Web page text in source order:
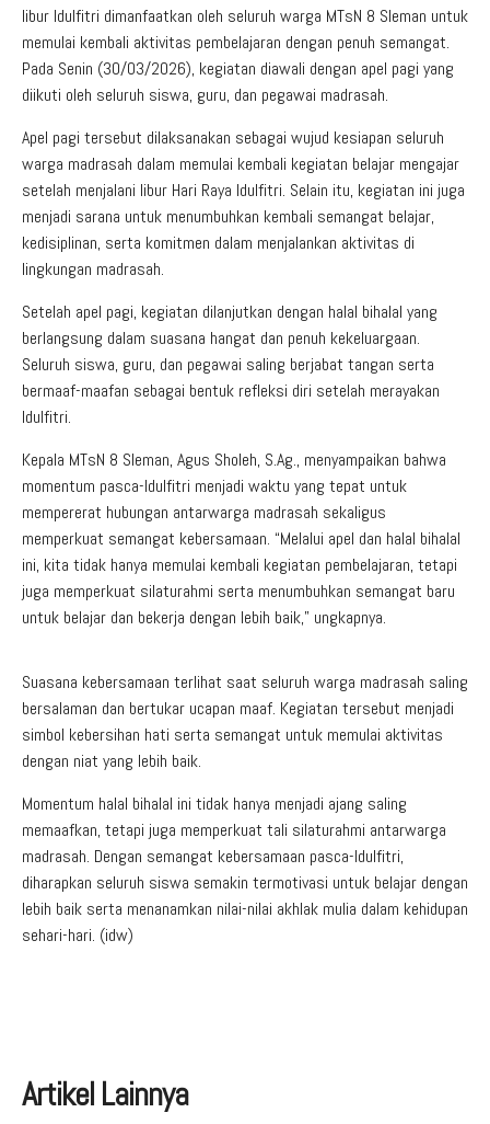
libur Idulfitri dimanfaatkan oleh seluruh warga MTsN 8 Sleman untuk
memulai kembali aktivitas pembelajaran dengan penuh semangat.
Pada Senin (30/03/2026), kegiatan diawali dengan apel pagi yang
diikuti oleh seluruh siswa, guru, dan pegawai madrasah.
Apel pagi tersebut dilaksanakan sebagai wujud kesiapan seluruh
warga madrasah dalam memulai kembali kegiatan belajar mengajar
setelah menjalani libur Hari Raya Idulfitri. Selain itu, kegiatan ini juga
menjadi sarana untuk menumbuhkan kembali semangat belajar,
kedisiplinan, serta komitmen dalam menjalankan aktivitas di
lingkungan madrasah.
Setelah apel pagi, kegiatan dilanjutkan dengan halal bihalal yang
berlangsung dalam suasana hangat dan penuh kekeluargaan.
Seluruh siswa, guru, dan pegawai saling berjabat tangan serta
bermaaf-maafan sebagai bentuk refleksi diri setelah merayakan
Idulfitri.
Kepala MTsN 8 Sleman, Agus Sholeh, S.Ag., menyampaikan bahwa
momentum pasca-Idulfitri menjadi waktu yang tepat untuk
mempererat hubungan antarwarga madrasah sekaligus
memperkuat semangat kebersamaan. “Melalui apel dan halal bihalal
ini, kita tidak hanya memulai kembali kegiatan pembelajaran, tetapi
juga memperkuat silaturahmi serta menumbuhkan semangat baru
untuk belajar dan bekerja dengan lebih baik,” ungkapnya.
Suasana kebersamaan terlihat saat seluruh warga madrasah saling
bersalaman dan bertukar ucapan maaf. Kegiatan tersebut menjadi
simbol kebersihan hati serta semangat untuk memulai aktivitas
dengan niat yang lebih baik.
Momentum halal bihalal ini tidak hanya menjadi ajang saling
memaafkan, tetapi juga memperkuat tali silaturahmi antarwarga
madrasah. Dengan semangat kebersamaan pasca-Idulfitri,
diharapkan seluruh siswa semakin termotivasi untuk belajar dengan
lebih baik serta menanamkan nilai-nilai akhlak mulia dalam kehidupan
sehari-hari. (idw)
Artikel Lainnya